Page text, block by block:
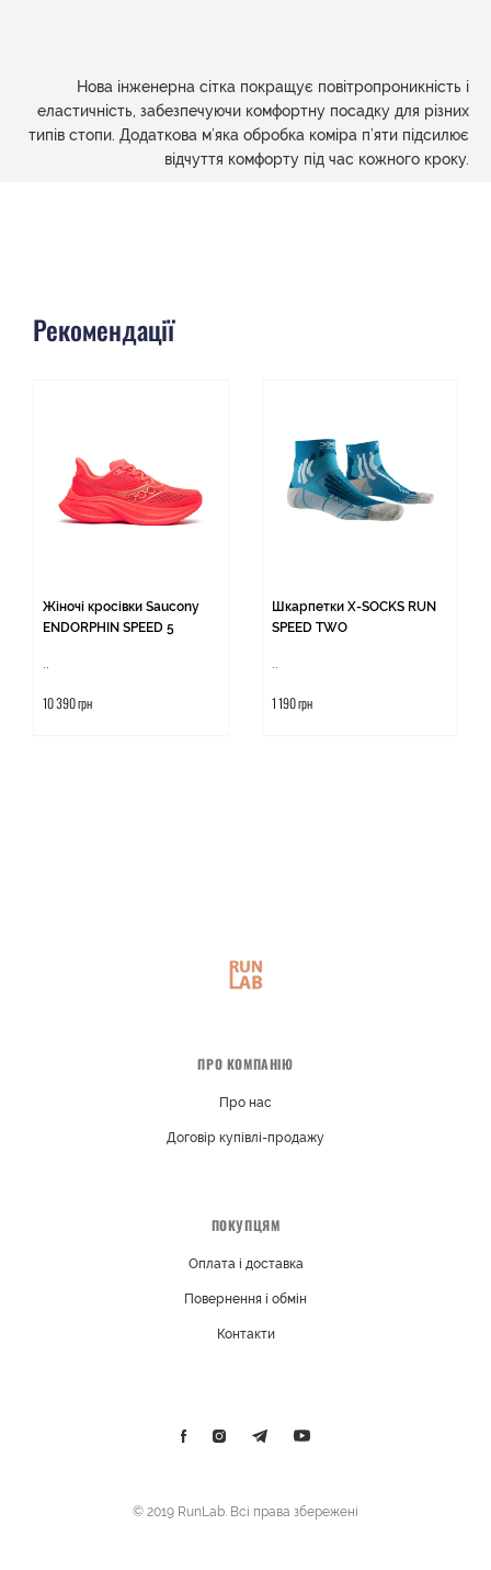
Нова інженерна сітка покращує повітропроникність і
еластичність, забезпечуючи комфортну посадку для різних
типів стопи. Додаткова м’яка обробка коміра п’яти підсилює
відчуття комфорту під час кожного кроку.
Рекомендації
Жіночі кросівки Saucony
ENDORPHIN SPEED 5
10 390 грн
Шкарпетки X-SOCKS RUN
SPEED TWO
1 190 грн
ПРО КОМПАНІЮ
Про нас
Договір купівлі-продажу
ПОКУПЦЯМ
Оплата і доставка
Повернення і обмін
Контакти
© 2019 RunLab. Всі права збережені